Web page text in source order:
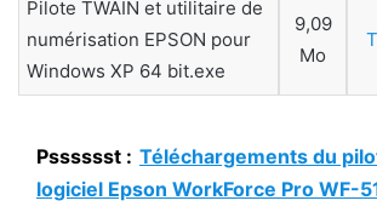
Pilote TWAIN et utilitaire de
numérisation EPSON pour
Windows XP 64 bit.exe
9,09
Mo
Psssssst : Téléchargements du
logiciel Epson WorkForce Pro WF-